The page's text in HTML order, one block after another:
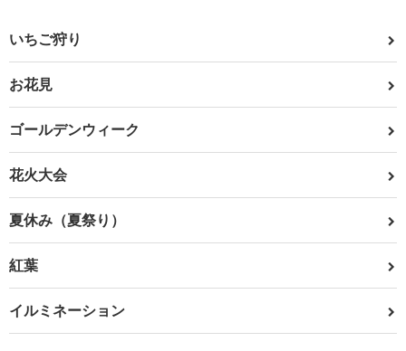
いちご狩り
お花見
ゴールデンウィーク
花火大会
夏休み（夏祭り）
紅葉
イルミネーション